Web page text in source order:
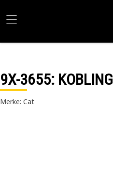
9X-3655: KOBLING
Merke: Cat